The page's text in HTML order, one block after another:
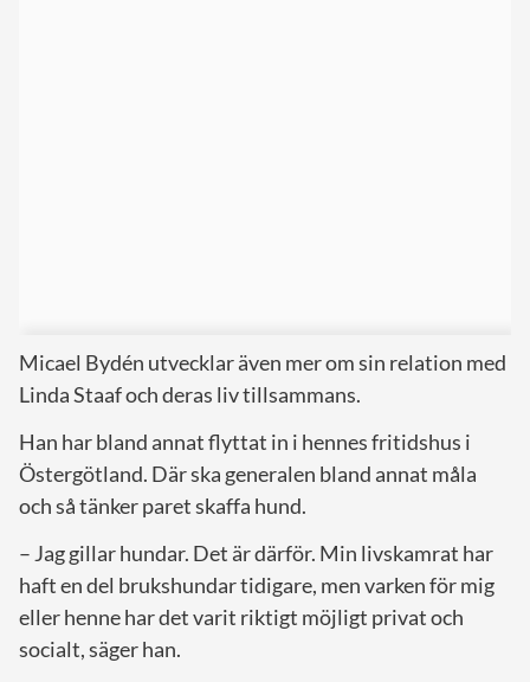
Micael Bydén utvecklar även mer om sin relation med
Linda Staaf och deras liv tillsammans.
Han har bland annat flyttat in i hennes fritidshus i
Östergötland. Där ska generalen bland annat måla
och så tänker paret skaffa hund.
– Jag gillar hundar. Det är därför. Min livskamrat har
haft en del brukshundar tidigare, men varken för mig
eller henne har det varit riktigt möjligt privat och
socialt, säger han.